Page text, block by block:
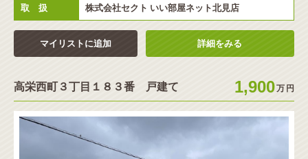
フリーワード検索
この条件で物件を検索する
取 扱 株式会社セクト いい部屋ネット北見店
マイリストに追加 詳細をみる
高栄西町３丁目１８３番 戸建て 1,900万 円